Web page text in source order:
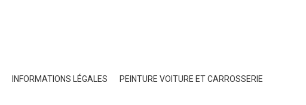
INFORMATIONS LÉGALES PEINTURE VOITURE ET CARROSSERIE